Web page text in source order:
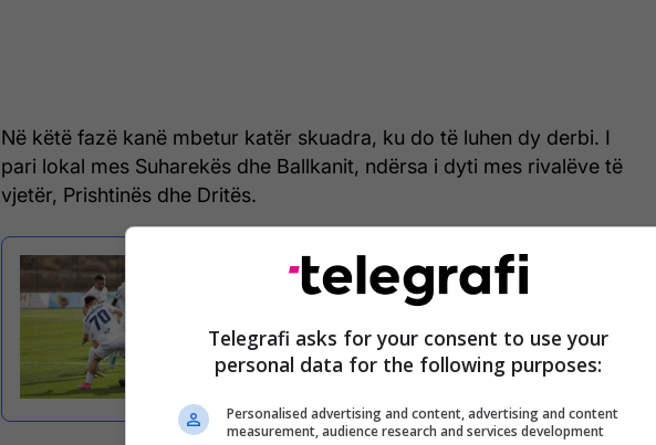
Në këtë fazë kanë mbetur katër skuadra, ku do të luhen dy derbi. I
pari lokal mes Suharekës dhe Ballkanit, ndërsa i dyti mes rivalëve të
vjetër, Prishtinës dhe Dritës.
Gjysmëfinalja e Kupës së Kosovës -
të mërkurën zbresin në fushë katër
skuadrat e mbetura në ndeshjet e
Telegrafi asks for your consent to use your
personal data for the following purposes:
Personalised advertising and content, advertising and content
measurement, audience research and services development